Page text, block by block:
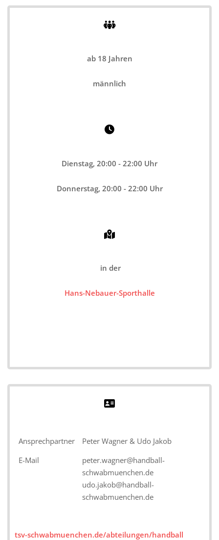
ab 18 Jahren
männlich
Dienstag, 20:00 - 22:00 Uhr
Donnerstag, 20:00 - 22:00 Uhr
in der
Hans-Nebauer-Sporthalle
Ansprechpartner
Peter Wagner & Udo Jakob
E-Mail
peter.wagner@handball-
schwabmuenchen.de
udo.jakob@handball-
schwabmuenchen.de
tsv-schwabmuenchen.de/abteilungen/handball